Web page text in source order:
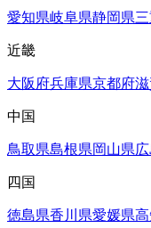
愛知県岐阜県静岡県
近畿
大阪府兵庫県京都府
中国
鳥取県島根県岡山県
四国
徳島県香川県愛媛県